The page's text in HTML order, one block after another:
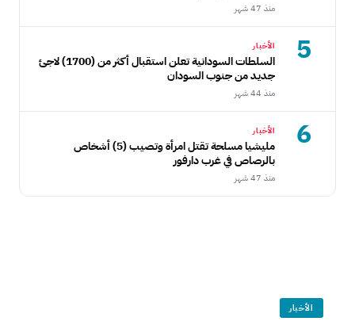
منذ 47 شهر
5 الأخبار
السلطات السودانية تعلن استقبال أكثر من (1700) لاجئ
جديد من جنوب السودان
منذ 44 شهر
6 الأخبار
مليشيا مسلحة تقتل امرأة وتصيب (5) أشخاص
بالرصاص في غرب دارفور
منذ 47 شهر
الأخبار